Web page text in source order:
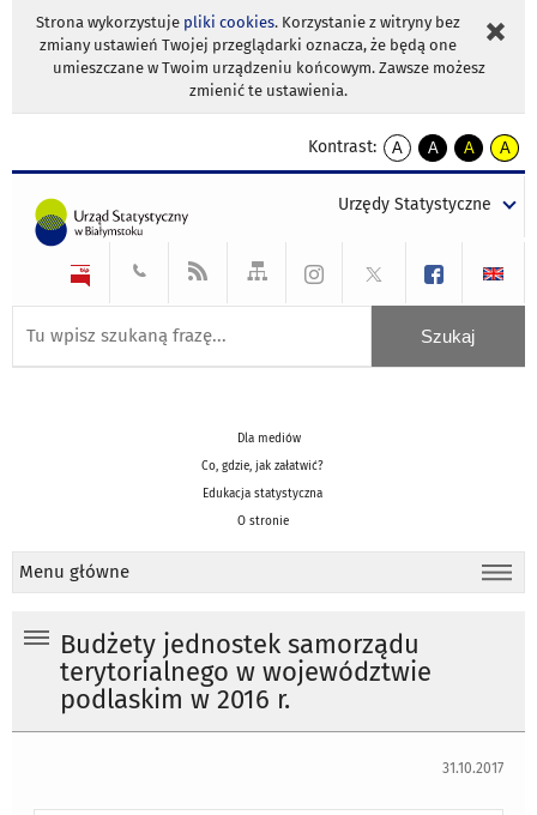
Strona wykorzystuje pliki cookies. Korzystanie z witryny bez
zmiany ustawień Twojej przeglądarki oznacza, że będą one
umieszczane w Twoim urządzeniu końcowym. Zawsze możesz
zmienić te ustawienia.
Kontrast:
A
kontrast
A
kontrast
tekst
czarnym
A
kontrast
tekst
czarnym
A
tekst
żółtym
Urzędy Statystyczne
Dla mediów
Co, gdzie, jak załatwić?
Edukacja statystyczna
O stronie
Menu główne
Budżety jednostek samorządu
terytorialnego w województwie
podlaskim w 2016 r.
31.10.2017